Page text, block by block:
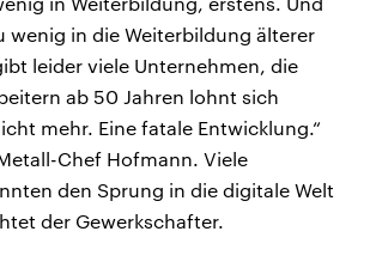
wenig in die Weiterbildung älterer
leider viele Unternehmen, die
ab 50 Jahren lohnt sich
mehr. Eine fatale Entwicklung.“
Chef Hofmann. Viele
den Sprung in die digitale Welt
der Gewerkschafter.